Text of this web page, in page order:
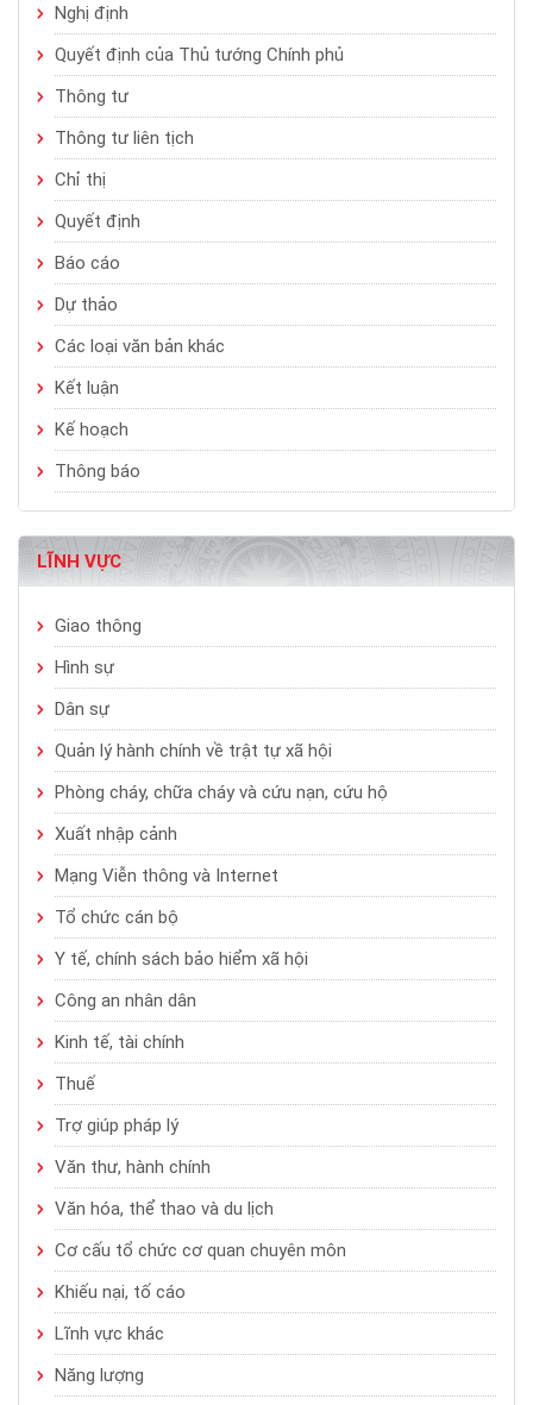
Nghị định
Quyết định của Thủ tướng Chính phủ
Thông tư
Thông tư liên tịch
Chỉ thị
Quyết định
Báo cáo
Dự thảo
Các loại văn bản khác
Kết luận
Kế hoạch
Thông báo
LĨNH VỰC
Giao thông
Hình sự
Dân sự
Quản lý hành chính về trật tự xã hội
Phòng cháy, chữa cháy và cứu nạn, cứu hộ
Xuất nhập cảnh
Mạng Viễn thông và Internet
Tổ chức cán bộ
Y tế, chính sách bảo hiểm xã hội
Công an nhân dân
Kinh tế, tài chính
Thuế
Trợ giúp pháp lý
Văn thư, hành chính
Văn hóa, thể thao và du lịch
Cơ cấu tổ chức cơ quan chuyên môn
Khiếu nại, tố cáo
Lĩnh vực khác
Năng lượng